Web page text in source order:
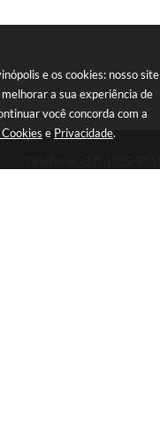
e os cookies: nosso site
a sua experiência de
você concorda com a
e Privacidade.